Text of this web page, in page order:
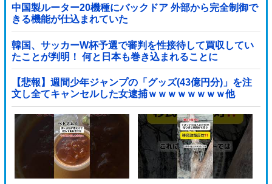
中国製ルーター20機種にバックドア 外部から完全制御で
きる機能が仕込まれていた
韓国、サッカーW杯予選で審判を性接待して買収してい
たことが判明！ 何と日本も巻き込まれることに
【悲報】週間少年ジャンプの「グッズ(43億円分)」を注
文し全てキャンセルした女逮捕ｗｗｗｗｗｗｗｗ他